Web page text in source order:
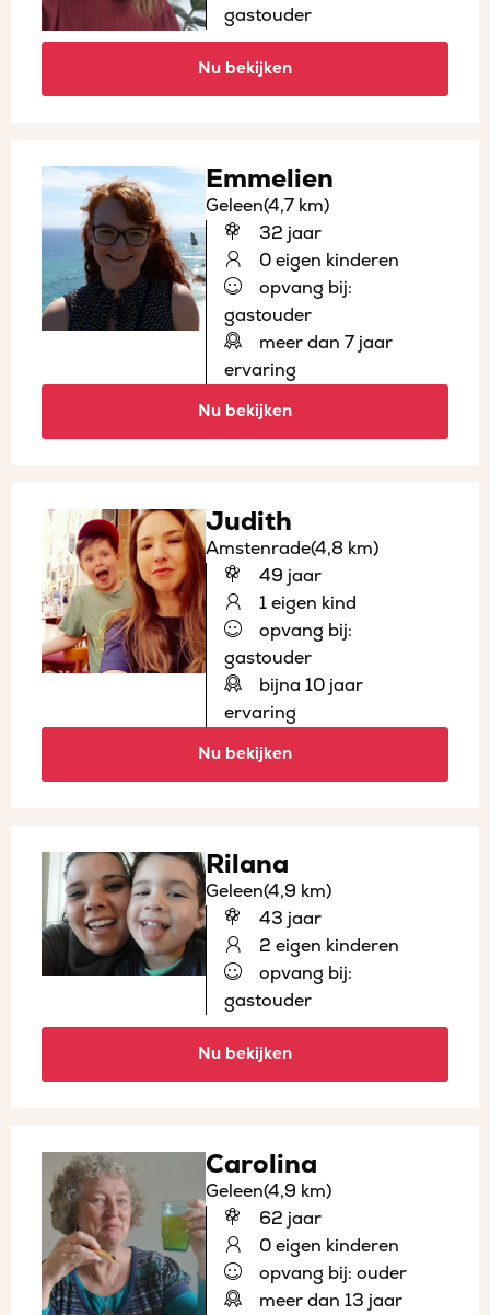
gastouder
Nu bekijken
Emmelien
Geleen(4,7 km)
32 jaar
0 eigen kinderen
opvang bij:
gastouder
meer dan 7 jaar
ervaring
Nu bekijken
Judith
Amstenrade(4,8 km)
49 jaar
1 eigen kind
opvang bij:
gastouder
bijna 10 jaar
ervaring
Nu bekijken
Rilana
Geleen(4,9 km)
43 jaar
2 eigen kinderen
opvang bij:
gastouder
Nu bekijken
Carolina
Geleen(4,9 km)
62 jaar
0 eigen kinderen
opvang bij: ouder
meer dan 13 jaar